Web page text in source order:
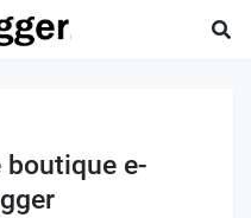
boutique e-